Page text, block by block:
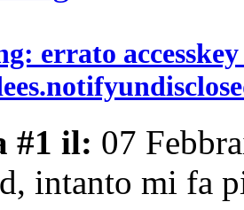
errato
#1 il: 07
intanto mi fa